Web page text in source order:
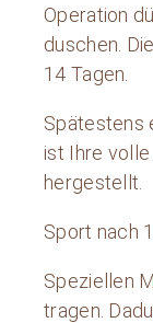
Operation
duschen.
14 Tagen.
Spätestens
ist Ihre
hergestellt.
Sport nach
Speziellen
tragen.